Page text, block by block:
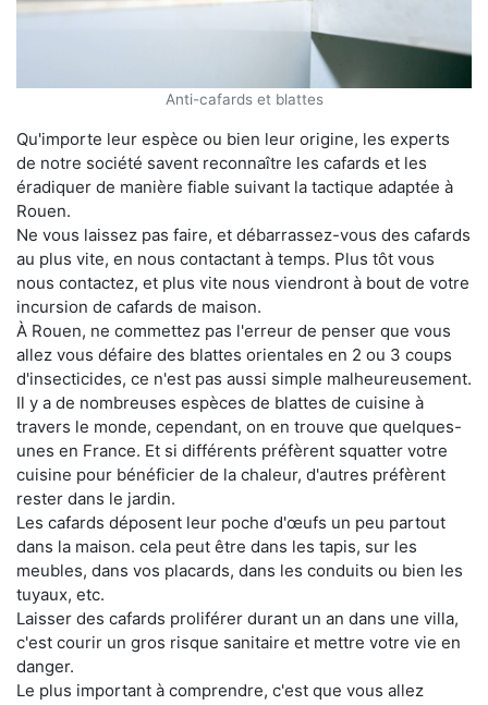
Anti-cafards et blattes
Qu'importe leur espèce ou bien leur origine, les experts
de notre société savent reconnaître les cafards et les
éradiquer de manière fiable suivant la tactique adaptée à
Rouen.
Ne vous laissez pas faire, et débarrassez-vous des cafards
au plus vite, en nous contactant à temps. Plus tôt vous
nous contactez, et plus vite nous viendront à bout de votre
incursion de cafards de maison.
À Rouen, ne commettez pas l'erreur de penser que vous
allez vous défaire des blattes orientales en 2 ou 3 coups
d'insecticides, ce n'est pas aussi simple malheureusement.
Il y a de nombreuses espèces de blattes de cuisine à
travers le monde, cependant, on en trouve que quelques-
unes en France. Et si différents préfèrent squatter votre
cuisine pour bénéficier de la chaleur, d'autres préfèrent
rester dans le jardin.
Les cafards déposent leur poche d'œufs un peu partout
dans la maison. cela peut être dans les tapis, sur les
meubles, dans vos placards, dans les conduits ou bien les
tuyaux, etc.
Laisser des cafards proliférer durant un an dans une villa,
c'est courir un gros risque sanitaire et mettre votre vie en
danger.
Le plus important à comprendre, c'est que vous allez